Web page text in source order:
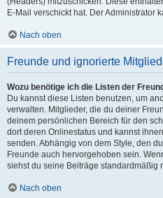
E-Mail verschickt hat. Der Administrator
Nach oben
Freunde und ignorierte
Wozu benötige ich die Listen der
Du kannst diese Listen benutzen, um
verwalten. Mitglieder, die du deiner
deinem persönlichen Bereich für den
dort deren Onlinestatus und kannst
senden. Abhängig von dem Style, den
Freunde auch hervorgehoben sein.
siehst du seine Beiträge standardmäßig
Nach oben